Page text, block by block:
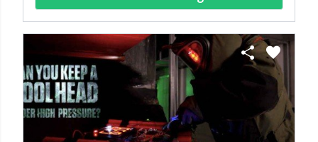
share favorite